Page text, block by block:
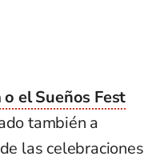
o el Sueños Fest
también a
las celebraciones